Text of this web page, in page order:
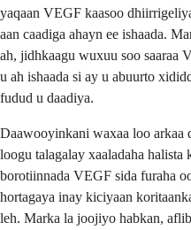
yaqaan VEGF kaasoo
aan caadiga ahayn ee ishaada.
ah, jidhkaagu wuxuu soo saaraa
u ah ishaada si ay u abuurto
fudud u daadiya.
Daawooyinkani waxaa loo arkaa
loogu talagalay xaaladaha halista
borotiinnada VEGF sida furaha
hortagaya inay kiciyaan
leh. Marka la joojiyo habkan,